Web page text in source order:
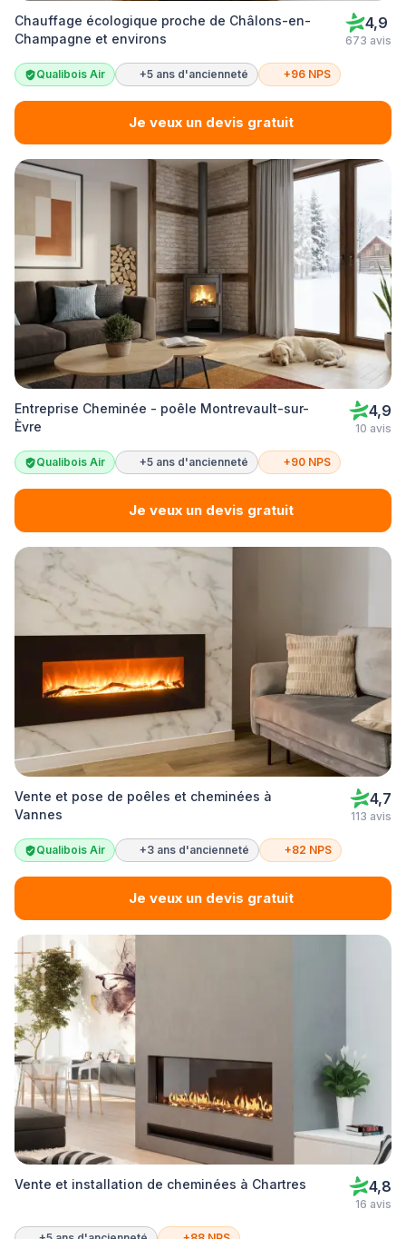
Chauffage écologique proche de Châlons-en-
Champagne et environs
4,9
673 avis
Qualibois Air +5 ans d'ancienneté +96 NPS
Je veux un devis gratuit
Entreprise Cheminée - poêle Montrevault-sur-
Èvre
4,9
10 avis
Qualibois Air +5 ans d'ancienneté +90 NPS
Je veux un devis gratuit
Vente et pose de poêles et cheminées à
Vannes
4,7
113 avis
Qualibois Air +3 ans d'ancienneté +82 NPS
Je veux un devis gratuit
Vente et installation de cheminées à Chartres 4,8
16 avis